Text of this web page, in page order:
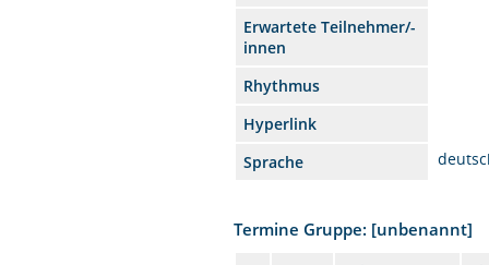
Erwartete Teilnehmer/-
innen
Rhythmus
Hyperlink
Sprache
Termine Gruppe: [unbenannt]